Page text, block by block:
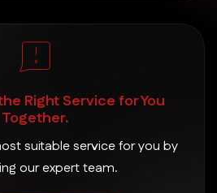
Right Service for You
Together.
suitable service for you by
our expert team.